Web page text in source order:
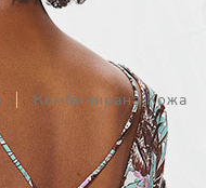
Комбинирана Кожа